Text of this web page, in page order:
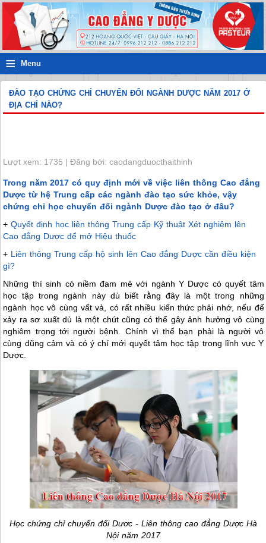
≡ Menu
ĐÀO TẠO CHỨNG CHỈ CHUYỂN ĐỔI NGÀNH DƯỢC NĂM 2017 Ở
ĐỊA CHỈ NÀO?
Lượt xem: 1735 | Đăng bởi: caodangduocthaithinh
Trong năm 2017 có quy định mới về việc liên thông Cao đẳng
Dược từ hệ Trung cấp các ngành đào tạo sức khỏe, vậy
chứng chỉ học chuyển đổi ngành Dược đào tạo ở đâu?
+Quyết định học liên thông Trung cấp Kỹ thuật Xét nghiệm lên
Cao đẳng Dược để mở Hiệu thuốc
+ Liên thông Trung cấp hộ sinh lên Cao đẳng Dược cần điều kiện
gì?
Những thí sinh có niềm đam mê với ngành Y Dược có quyết tâm
học tập trong ngành này dù biết rằng đây là một trong những
ngành học vô cùng vất vả, có rất nhiều kiến thức phải nhớ, nếu để
xảy ra sơ xuất dù là một chút cũng có thể gây ảnh hưởng vô cùng
nghiêm trọng tới người bệnh. Chính vì thế bạn phải là người vô
cùng dũng cảm và có ý chí mới quyết tâm học tập trong lĩnh vực Y
Dược.
Học chứng chỉ chuyển đổi Dươc - Liên thông cao đẳng Dược Hà
Nội năm 2017